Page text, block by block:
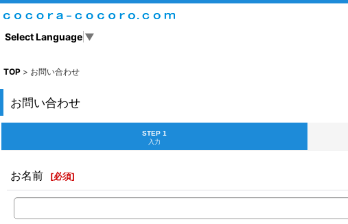
Select Language ▼
TOP > お問い合わせ
お問い合わせ
STEP 1
入力
お名前 [必須]